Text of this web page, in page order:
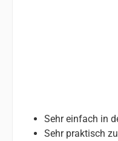
Sehr einfach in
Sehr praktisch